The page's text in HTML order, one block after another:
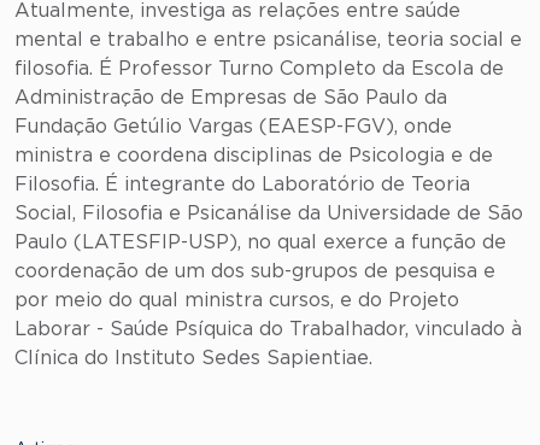
Atualmente, investiga as relações entre saúde
mental e trabalho e entre psicanálise, teoria social e
filosofia. É Professor Turno Completo da Escola de
Administração de Empresas de São Paulo da
Fundação Getúlio Vargas (EAESP-FGV), onde
ministra e coordena disciplinas de Psicologia e de
Filosofia. É integrante do Laboratório de Teoria
Social, Filosofia e Psicanálise da Universidade de São
Paulo (LATESFIP-USP), no qual exerce a função de
coordenação de um dos sub-grupos de pesquisa e
por meio do qual ministra cursos, e do Projeto
Laborar - Saúde Psíquica do Trabalhador, vinculado à
Clínica do Instituto Sedes Sapientiae.